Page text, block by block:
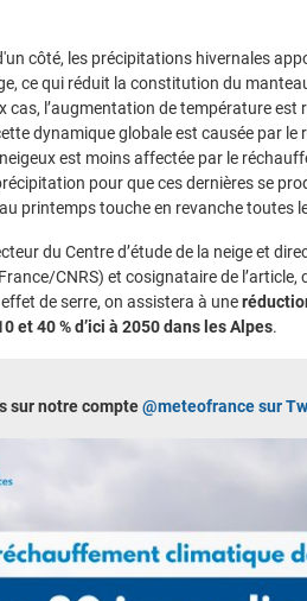
côté, les précipitations hivernales
ce qui réduit la constitution du
cas, l’augmentation de température est
dynamique globale est causée par
est moins affectée par le
pour que ces dernières se
printemps touche en revanche toutes
du Centre d’étude de la neige et
CNRS) et cosignataire de
de serre, on assistera à une
et 40 % d’ici à 2050 dans les Alpes.
sur notre compte@meteofrance sur